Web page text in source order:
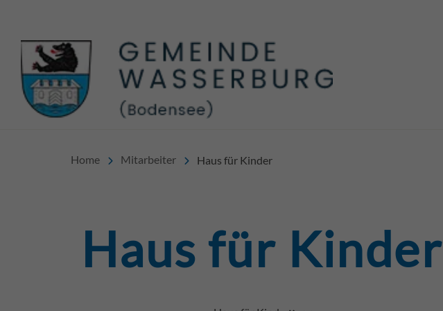
Home Mitarbeiter Haus für Kinder
Haus für Kinder